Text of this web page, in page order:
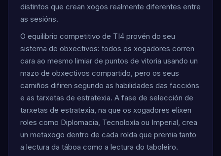
distintos que crean xogos realmente diferentes entre
as sesións.
O equilibrio competitivo de TI4 provén do seu
sistema de obxectivos: todos os xogadores corren
cara ao mesmo limiar de puntos de vitoria usando un
mazo de obxectivos compartido, pero os seus
camiños difiren segundo as habilidades das faccións
e as tarxetas de estratexia. A fase de selección de
tarxetas de estratexia, na que os xogadores elixen
roles como Diplomacia, Tecnoloxía ou Imperial, crea
un metaxogo dentro de cada rolda que premia tanto
a lectura da táboa como a lectura do taboleiro.